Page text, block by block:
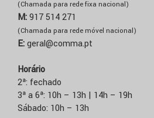
(Chamada para rede fixa nacional)
M:917 514 271
(Chamada para rede móvel nacional)
E:geral@comma.pt
Horário
2ª: fechado
3ª a 6ª: 10h – 13h | 14h – 19h
Sábado: 10h – 13h